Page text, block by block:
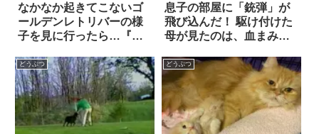
なかなか起きてこないゴ
ールデンレトリバーの様
子を見に行ったら…『全
ン！！
息子の部屋に「銃弾」が
飛び込んだ！ 駆け付けた
母が見たのは、血まみれ
どうぶつ どうぶつ